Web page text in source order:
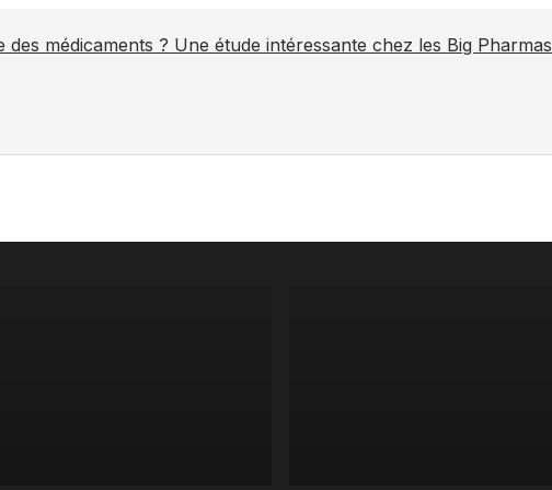
des médicaments ? Une étude intéressante chez les Big Pharmas